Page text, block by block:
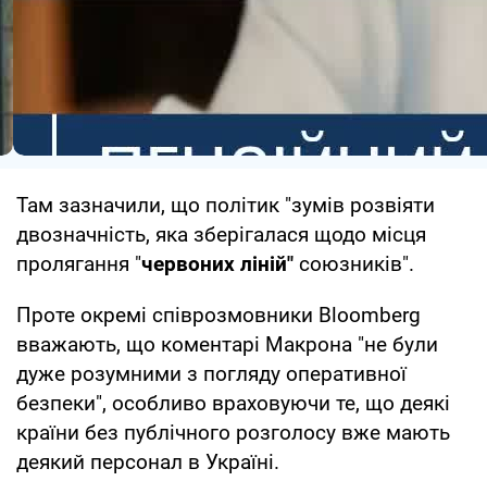
Там зазначили, що політик "зумів розвіяти
двозначність, яка зберігалася щодо місця
пролягання "червоних ліній" союзників".
Проте окремі співрозмовники Bloomberg
вважають, що коментарі Макрона "не були
дуже розумними з погляду оперативної
безпеки", особливо враховуючи те, що деякі
країни без публічного розголосу вже мають
деякий персонал в Україні.